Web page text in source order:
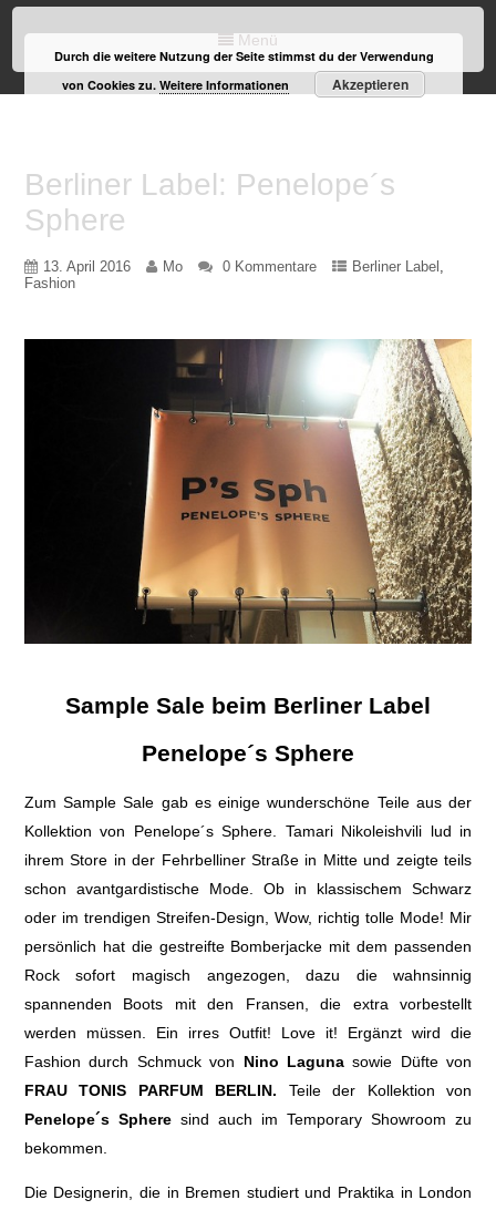
Menü
Berliner Label: Penelope´s
Sphere
13. April 2016 Mo 0 Kommentare Berliner Label ,
Fashion
Sample Sale beim Berliner Label
Penelope´s Sphere
Zum Sample Sale gab es einige wunderschöne Teile aus der
Kollektion von Penelope´s Sphere. Tamari Nikoleishvili lud in
ihrem Store in der Fehrbelliner Straße in Mitte und zeigte teils
schon avantgardistische Mode. Ob in klassischem Schwarz
oder im trendigen Streifen-Design, Wow, richtig tolle Mode! Mir
persönlich hat die gestreifte Bomberjacke mit dem passenden
Rock sofort magisch angezogen, dazu die wahnsinnig
spannenden Boots mit den Fransen, die extra vorbestellt
werden müssen. Ein irres Outfit! Love it! Ergänzt wird die
Fashion durch Schmuck von Nino Lagunasowie Düfte von
FRAU TONIS PARFUM BERLIN. Teile der Kollektion von
Penelope´s Spheresind auch im Temporary Showroom zu
bekommen.
Die Designerin, die in Bremen studiert und Praktika in London
Durch die weitere Nutzung der Seite stimmst du der Verwendung
von Cookies zu.Weitere Informationen Akzeptieren